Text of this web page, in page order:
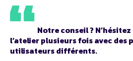
Notre conseil ?
l’atelier plusieurs fois avec des
utilisateurs différents.